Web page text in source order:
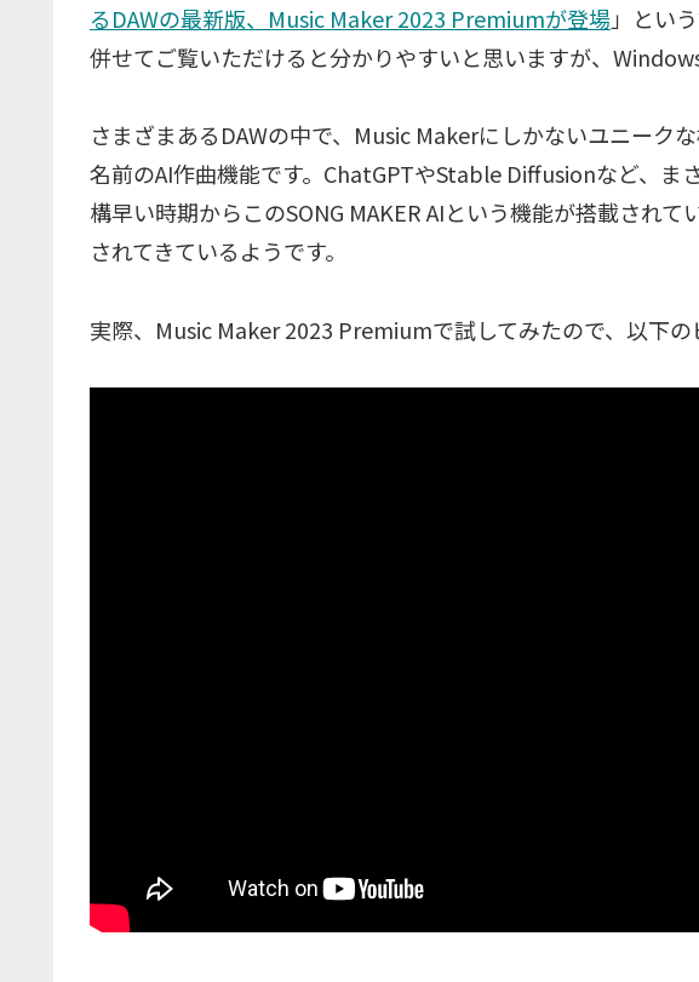
るDAWの最新版、Music Maker 2023 Premiumが登場」とい
併せてご覧いただけると分かりやすいと思いますが、
さまざまあるDAWの中で、Music Makerにしかないユニーク
名前のAI作曲機能です。ChatGPTやStable Diffusionなど、ま
構早い時期からこのSONG MAKER AIという機能が搭載され
されてきているようです。
実際、Music Maker 2023 Premiumで試してみたので、以下の